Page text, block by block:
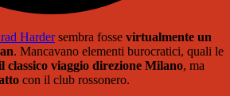
Hardersembra fosse virtualmente un
. Mancavano elementi burocratici, quali le
classico viaggio direzione Milano, ma
con il club rossonero.